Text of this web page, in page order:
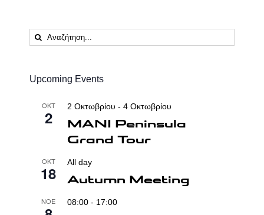
Αναζήτηση
...
Upcoming Events
ΟΚΤ
2
2 Οκτωβρίου - 4 Οκτωβρίου
MANI Peninsula
Grand Tour
ΟΚΤ
18
All day
Autumn Meeting
ΝΟΈ 08:00 - 17:00